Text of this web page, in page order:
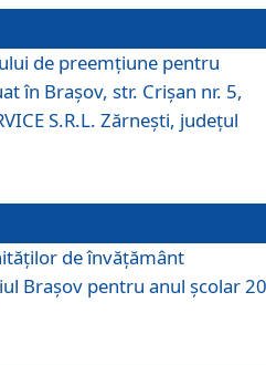
de preemţiune pentru
în Braşov, str. Crişan nr. 5,
S.R.L. Zărneşti, judeţul
de învăţământ
Braşov pentru anul şcolar